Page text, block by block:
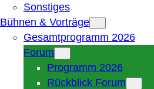
Sonstiges
Bühnen & Vorträge
Gesamtprogramm 2026
Forum
Programm 2026
Rückblick Forum